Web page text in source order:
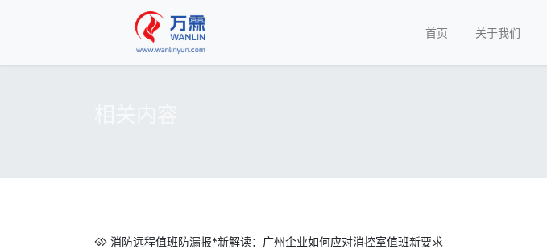
首页 关于我们
消防远程值班防漏报*新解读：广州企业如何应对消控室值班新要求